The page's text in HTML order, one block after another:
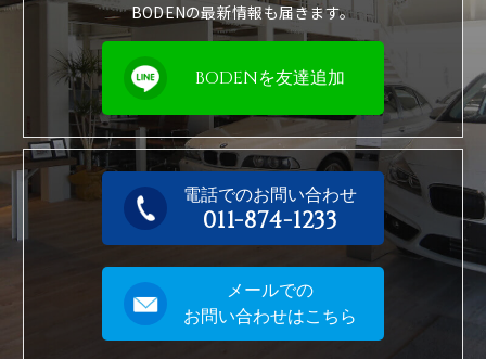
BODENの最新情報も届きます。
BODENを友達追加
電話でのお問い合わせ
011-874-1233
メールでの
お問い合わせはこちら